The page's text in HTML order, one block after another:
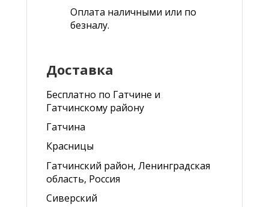
Оплата наличными или по
безналу.
Доставка
Бесплатно по Гатчине и
Гатчинскому району
Гатчина
Красницы
Гатчинский район, Ленинградская
область, Россия
Сиверский